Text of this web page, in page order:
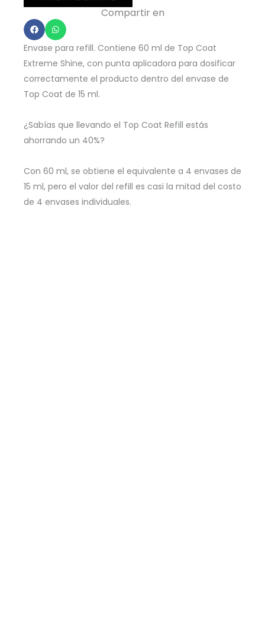
60ml
Gel
Color
-
GELREF-
cantidad
Compartir en
Envase para refill. Contiene 60 ml de Top Coat
Extreme Shine, con punta aplicadora para dosificar
correctamente el producto dentro del envase de
Top Coat de 15 ml.
¿Sabías que llevando el Top Coat Refill estás
ahorrando un 40%?
Con 60 ml, se obtiene el equivalente a 4 envases de
15 ml, pero el valor del refill es casi la mitad del costo
de 4 envases individuales.